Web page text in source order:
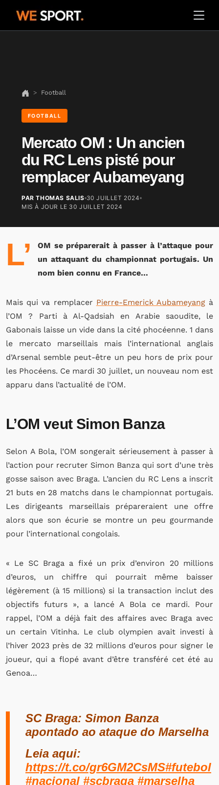
Football
FOOTBALL
Mercato OM : Un ancien
du RC Lens pisté pour
remplacer Aubameyang
PAR THOMAS SALIS 30 JUILLET 2024
MIS À JOUR LE 30 JUILLET 2024
L’
OM se préparerait à passer à l’attaque pour
un attaquant du championnat portugais. Un
nom bien connu en France…
Mais qui va remplacer Pierre-Emerick Aubameyangà
l’OM ? Parti à Al-Qadsiah en Arabie saoudite, le
Gabonais laisse un vide dans la cité phocéenne. 1 dans
le mercato marseillais mais l’international anglais
d’Arsenal semble peut-être un peu hors de prix pour
les Phocéens. Ce mardi 30 juillet, un nouveau nom est
apparu dans l’actualité de l’OM.
L’OM veut Simon Banza
Selon A Bola, l’OM songerait sérieusement à passer à
l’action pour recruter Simon Banza qui sort d’une très
gosse saison avec Braga. L’ancien du RC Lens a inscrit
21 buts en 28 matchs dans le championnat portugais.
Les dirigeants marseillais prépareraient une offre
alors que son écurie se montre un peu gourmande
pour l’international congolais.
« Le SC Braga a fixé un prix d’environ 20 millions
d’euros, un chiffre qui pourrait même baisser
légèrement (à 15 millions) si la transaction inclut des
objectifs futurs », a lancé A Bola ce mardi. Pour
rappel, l’OM a déjà fait des affaires avec Braga avec
un certain Vitinha. Le club olympien avait investi à
l’hiver 2023 près de 32 millions d’euros pour signer le
joueur, qui a flopé avant d’être transféré cet été au
Genoa…
SC Braga: Simon Banza
apontado ao ataque do Marselha
Leia aqui:
https://t.co/gr6GM2CsMS#futebol
#nacional #scbraga #marselha